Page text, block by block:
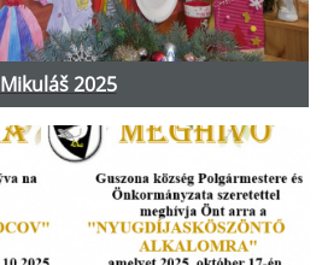
Mikuláš 2025